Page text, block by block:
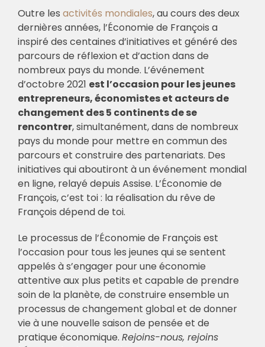
Outre les activités mondiales, au cours des deux
dernières années, l’Économie de François a
inspiré des centaines d’initiatives et généré des
parcours de réflexion et d’action dans de
nombreux pays du monde. L’événement
d’octobre 2021 est l’occasion pour les jeunes
entrepreneurs, économistes et acteurs de
changement des 5 continents de se
rencontrer, simultanément, dans de nombreux
pays du monde pour mettre en commun des
parcours et construire des partenariats. Des
initiatives qui aboutiront à un événement mondial
en ligne, relayé depuis Assise. L’Économie de
François, c’est toi : la réalisation du rêve de
François dépend de toi.
Le processus de l’Économie de François est
l’occasion pour tous les jeunes qui se sentent
appelés à s’engager pour une économie
attentive aux plus petits et capable de prendre
soin de la planète, de construire ensemble un
processus de changement global et de donner
vie à une nouvelle saison de pensée et de
pratique économique. Rejoins-nous, rejoins